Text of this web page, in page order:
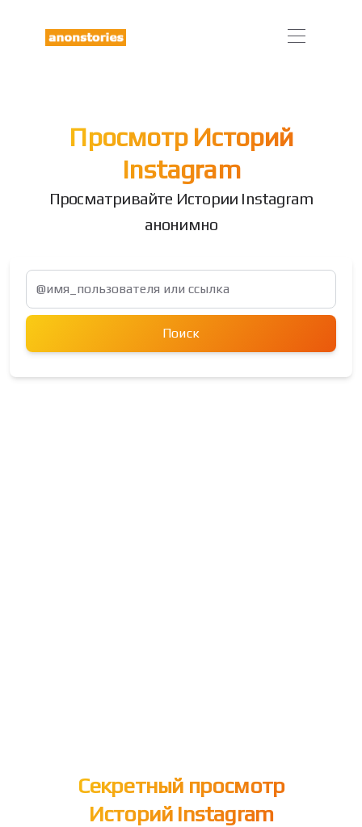
Просмотр Историй
Instagram
Просматривайте Истории Instagram
анонимно
Поиск
Секретный просмотр
Историй Instagram